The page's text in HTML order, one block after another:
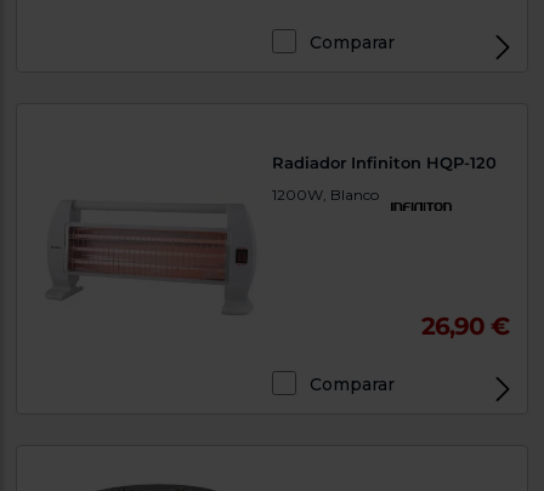
Comparar
Radiador Infiniton HQP-120
1200W, Blanco
26,90 €
Comparar